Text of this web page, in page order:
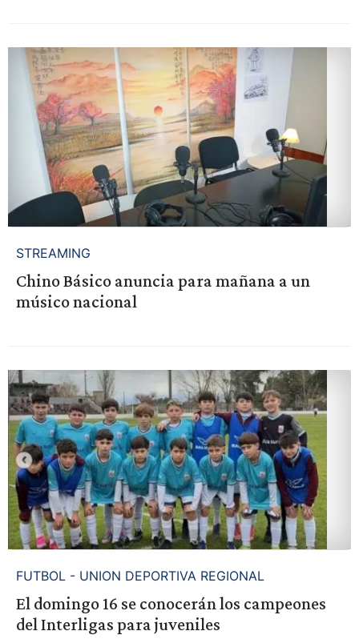
STREAMING
Chino Básico anuncia para mañana a un
músico nacional
FUTBOL - UNION DEPORTIVA REGIONAL
El domingo 16 se conocerán los campeones
del Interligas para juveniles